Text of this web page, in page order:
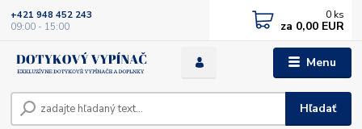
Menu
Hľadať
+421 948 452 243
09:00 - 15:00
0 ks
za 0,00 EUR